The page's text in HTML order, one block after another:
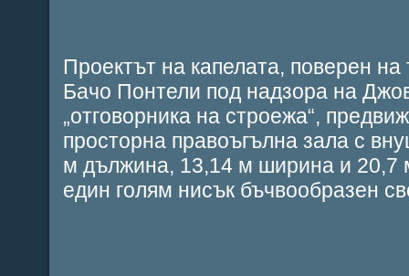
Проектът на капелата, поверен на
Бачо Понтели под надзора на
„отговорника на строежа“,
просторна правоъгълна зала с
м дължина, 13,14 м ширина и 20,7
един голям нисък бъчвообразен